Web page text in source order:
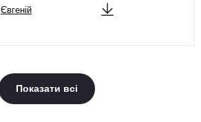
Євгеній
Показати всі